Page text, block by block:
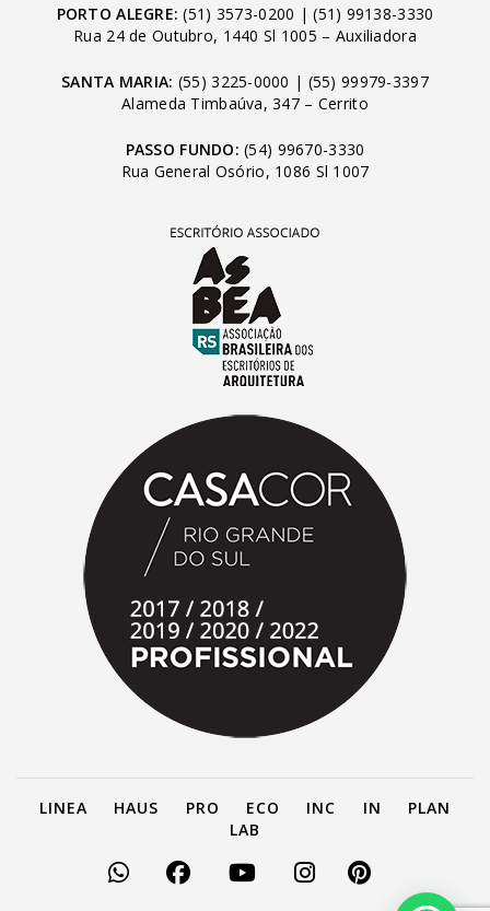
PORTO ALEGRE: (51) 3573-0200 |(51) 99138-3330
Rua 24 de Outubro, 1440 Sl 1005 – Auxiliadora
SANTA MARIA: (55) 3225-0000 | (55) 99979-3397
Alameda Timbaúva, 347 – Cerrito
PASSO FUNDO: (54) 99670-3330
Rua General Osório, 1086 Sl 1007
LINEA HAUS PRO ECO INC IN
PLAN
LAB